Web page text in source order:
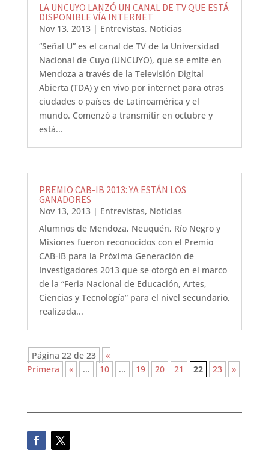
LA UNCUYO LANZÓ UN CANAL DE TV QUE ESTÁ
DISPONIBLE VÍA INTERNET
Nov 13, 2013| Entrevistas, Noticias
“Señal U” es el canal de TV de la Universidad
Nacional de Cuyo (UNCUYO), que se emite en
Mendoza a través de la Televisión Digital
Abierta (TDA) y en vivo por internet para otras
ciudades o países de Latinoamérica y el
mundo. Comenzó a transmitir en octubre y
está...
PREMIO CAB-IB 2013: YA ESTÁN LOS
GANADORES
Nov 13, 2013| Entrevistas, Noticias
Alumnos de Mendoza, Neuquén, Río Negro y
Misiones fueron reconocidos con el Premio
CAB-IB para la Próxima Generación de
Investigadores 2013 que se otorgó en el marco
de la “Feria Nacional de Educación, Artes,
Ciencias y Tecnología” para el nivel secundario,
realizada...
Página 22 de 23
«
Primera
« ... 10 ... 19 20 21 22 23 »